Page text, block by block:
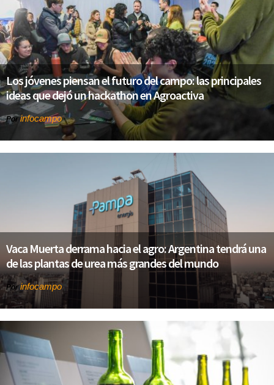
Los jóvenes piensan el futuro del campo: las principales
ideas que dejó un hackathon en Agroactiva
Porinfocampo
Vaca Muerta derrama hacia el agro: Argentina tendrá una
de las plantas de urea más grandes del mundo
Porinfocampo